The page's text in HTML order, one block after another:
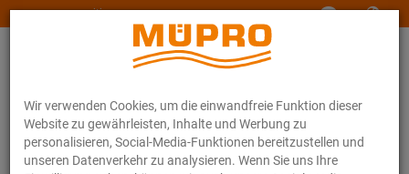
Wir verwenden Cookies, um die einwandfreie Funktion dieser
Website zu gewährleisten, Inhalte und Werbung zu
personalisieren, Social-Media-Funktionen bereitzustellen und
unseren Datenverkehr zu analysieren. Wenn Sie uns Ihre
www.muepro-maritim.com